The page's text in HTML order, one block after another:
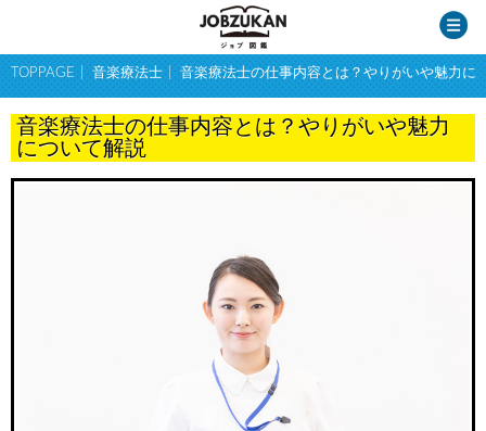
TOPPAGE 音楽療法士 音楽療法士の仕事内容とは？やりがいや魅力に
音楽療法士の仕事内容とは？やりがいや魅力
について解説